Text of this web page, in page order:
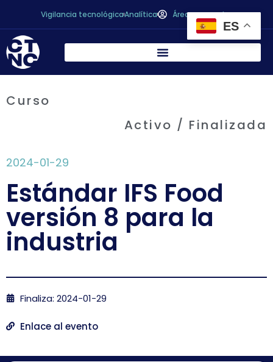
Vigilancia tecnológicaAnalítica Área personal
Curso
Activo / Finalizada
2024-01-29
Estándar IFS Food
versión 8 para la
industria
Finaliza: 2024-01-29
Enlace al evento
ES